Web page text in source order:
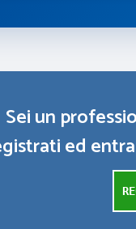
Sei un
ed